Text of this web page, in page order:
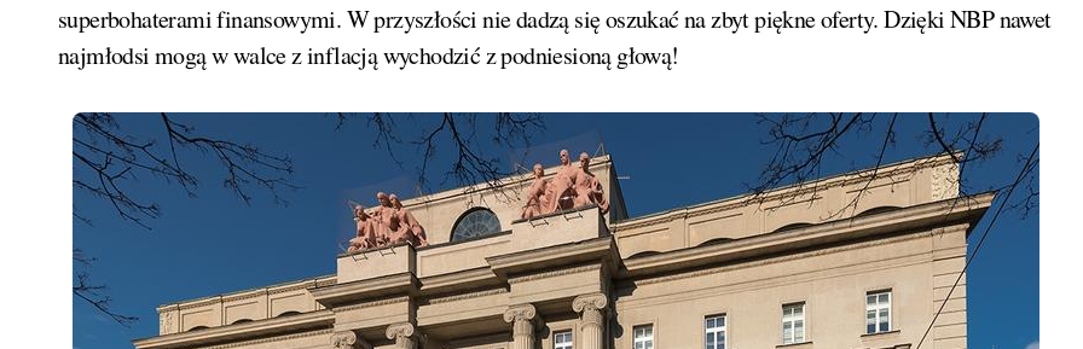
superbohaterami finansowymi. W przyszłości nie dadzą się oszukać na zbyt piękne oferty. Dzięki NBP nawet
najmłodsi mogą w walce z inflacją wychodzić z podniesioną głową!